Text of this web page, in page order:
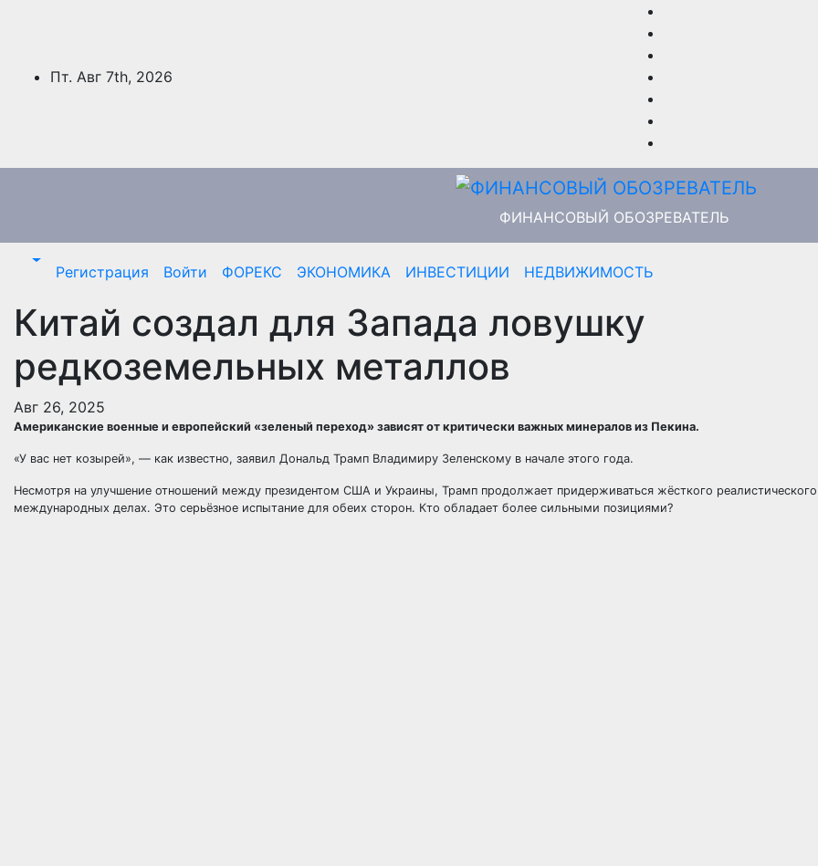
Пт. Авг 7th, 2026
ФИНАНСОВЫЙ ОБОЗРЕВАТЕЛЬ
Регистрация Войти ФОРЕКС ЭКОНОМИКА ИНВЕСТИЦИИ НЕДВИЖИМОСТЬ
Китай создал для Запада ловушку
редкоземельных металлов
Авг 26, 2025
Американские военные и европейский «зеленый переход» зависят от критически важных минералов из Пекина.
«У вас нет козырей», — как известно, заявил Дональд Трамп Владимиру Зеленскому в начале этого года.
Несмотря на улучшение отношений между президентом США и Украины, Трамп продолжает придерживаться жёсткого
международных делах. Это серьёзное испытание для обеих сторон. Кто обладает более сильными позициями?